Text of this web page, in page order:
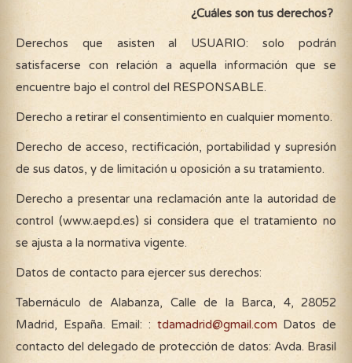
¿Cuáles son tus derechos?
Derechos que asisten al USUARIO: solo podrán
satisfacerse con relación a aquella información que se
encuentre bajo el control del RESPONSABLE.
Derecho a retirar el consentimiento en cualquier momento.
Derecho de acceso, rectificación, portabilidad y supresión
de sus datos, y de limitación u oposición a su tratamiento.
Derecho a presentar una reclamación ante la autoridad de
control (www.aepd.es) si considera que el tratamiento no
se ajusta a la normativa vigente.
Datos de contacto para ejercer sus derechos:
Tabernáculo de Alabanza, Calle de la Barca, 4, 28052
Madrid, España. Email: : tdamadrid@gmail.com Datos de
contacto del delegado de protección de datos: Avda. Brasil